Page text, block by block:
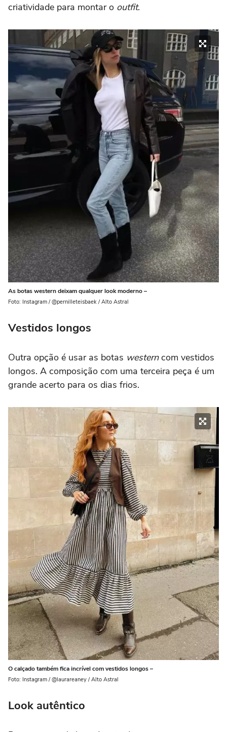
criatividade para montar o outfit.
As botas western deixam qualquer look moderno –
Foto: Instagram / @pernilleteisbaek / Alto Astral
Vestidos longos
Outra opção é usar as botas westerncom vestidos
longos. A composição com uma terceira peça é um
grande acerto para os dias frios.
O calçado também fica incrível com vestidos longos –
Foto: Instagram / @laurareaney / Alto Astral
Look autêntico